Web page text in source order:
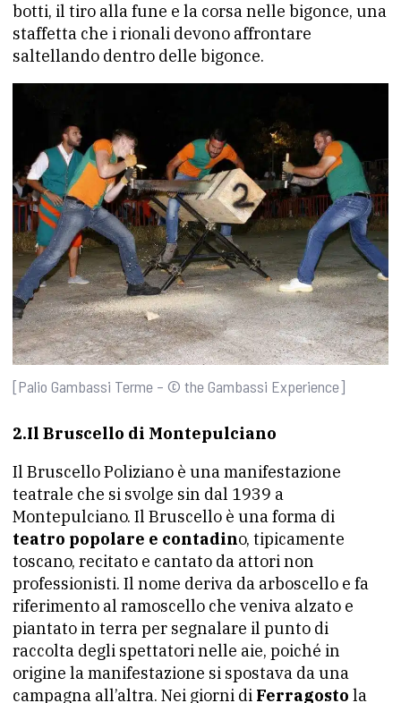
botti, il tiro alla fune e la corsa nelle bigonce, una
staffetta che i rionali devono affrontare
saltellando dentro delle bigonce.
[Palio Gambassi Terme – © the Gambassi Experience]
2.Il Bruscello di Montepulciano
Il Bruscello Poliziano è una manifestazione
teatrale che si svolge sin dal 1939 a
Montepulciano. Il Bruscello è una forma di
teatro popolare e contadino, tipicamente
toscano, recitato e cantato da attori non
professionisti. Il nome deriva da arboscello e fa
riferimento al ramoscello che veniva alzato e
piantato in terra per segnalare il punto di
raccolta degli spettatori nelle aie, poiché in
origine la manifestazione si spostava da una
campagna all’altra. Nei giorni di Ferragosto la